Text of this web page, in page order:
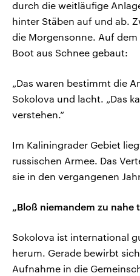
durch die weitläufige
hinter Stäben auf und ab.
die Morgensonne. Auf dem
Boot aus Schnee gebaut:
„Das waren bestimmt die
Sokolova und lacht. „Das
verstehen.“
Im Kaliningrader Gebiet
russischen Armee. Das
sie in den vergangenen
„Bloß niemandem zu nahe
Sokolova ist international
herum. Gerade bewirbt
Aufnahme in die